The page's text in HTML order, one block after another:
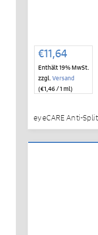
€11,64
Enthält 19% MwSt.
zzgl. Versand
(€1,46/ 1 ml)
eyeCARE Anti-